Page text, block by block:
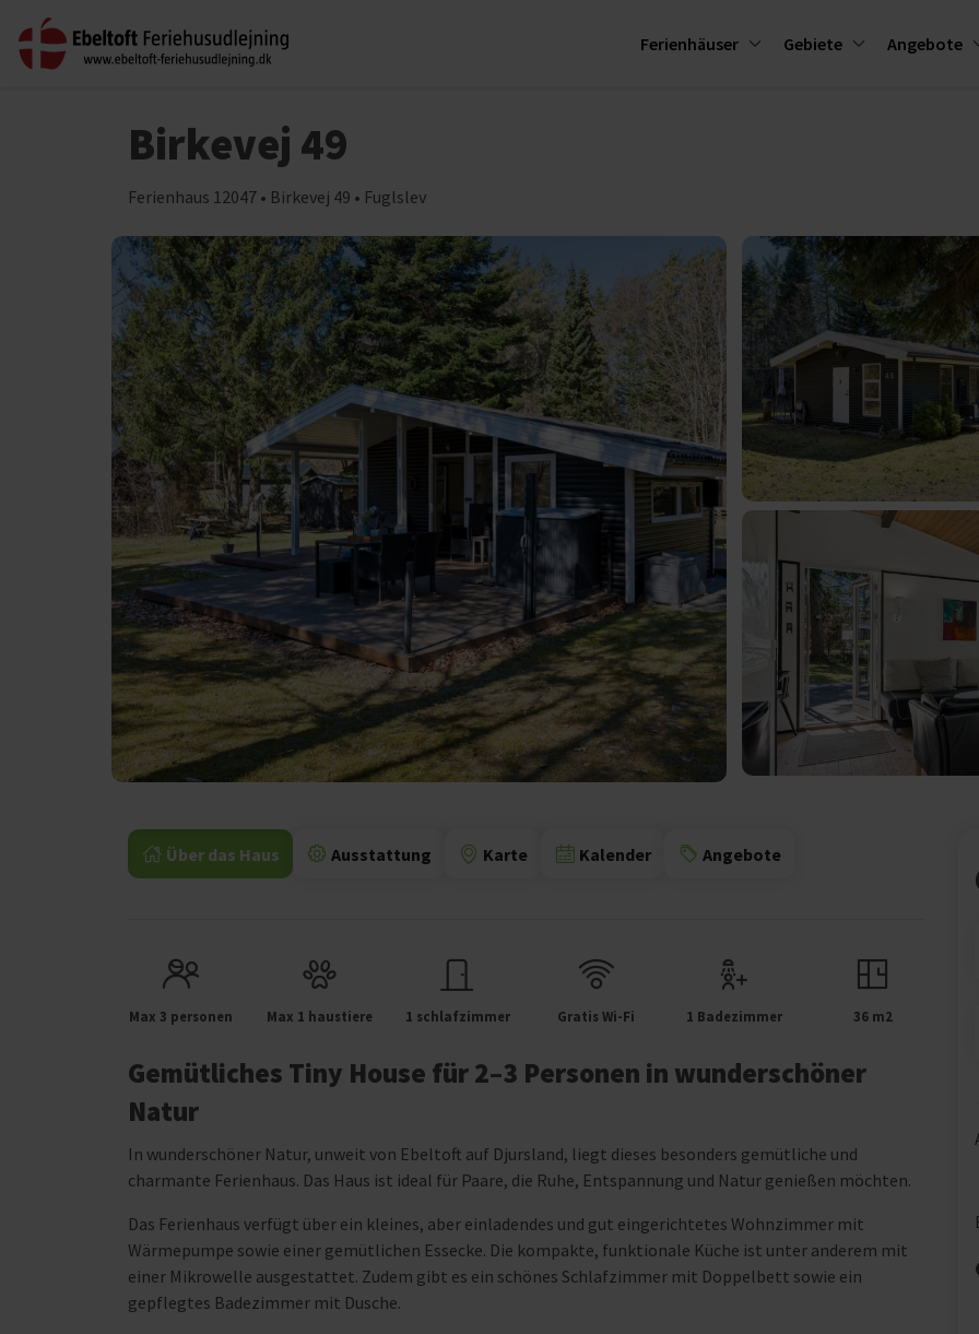
Ferienhäuser Gebiete Angebote
Birkevej 49
Ferienhaus 12047 • Birkevej 49 • Fuglslev
Über das Haus Ausstattung Karte Kalender Angebote
Max 3 personen Max 1 haustiere 1 schlafzimmer Gratis Wi-Fi 1 Badezimmer 36 m2
Gemütliches Tiny House für 2–3 Personen in wunderschöner
Natur
In wunderschöner Natur, unweit von Ebeltoft auf Djursland, liegt dieses besonders gemütliche und
charmante Ferienhaus. Das Haus ist ideal für Paare, die Ruhe, Entspannung und Natur genießen möchten.
Das Ferienhaus verfügt über ein kleines, aber einladendes und gut eingerichtetes Wohnzimmer mit
Wärmepumpe sowie einer gemütlichen Essecke. Die kompakte, funktionale Küche ist unter anderem mit
einer Mikrowelle ausgestattet. Zudem gibt es ein schönes Schlafzimmer mit Doppelbett sowie ein
gepflegtes Badezimmer mit Dusche.